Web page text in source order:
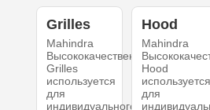
Grilles
Mahindra
Высококачественный
Grilles
используется
для
индивидуального
Hood
Mahindra
Hood
используется
для